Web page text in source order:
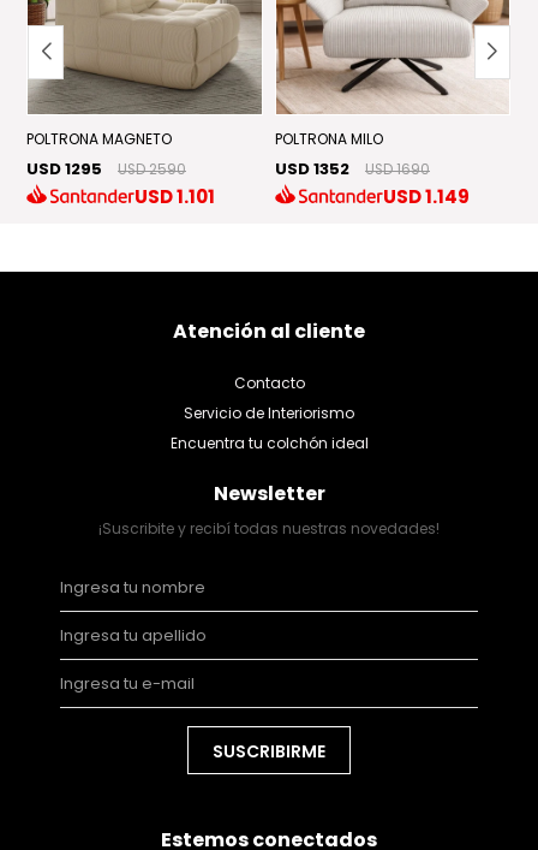
POLTRONA MAGNETO
USD 1295 USD 2590
USD1.101
POLTRONA MILO
USD 1352 USD 1690
USD1.149
Atención al cliente
Contacto
Servicio de Interiorismo
Encuentra tu colchón ideal
Newsletter
¡Suscribite y recibí todas nuestras novedades!
SUSCRIBIRME
Estemos conectados